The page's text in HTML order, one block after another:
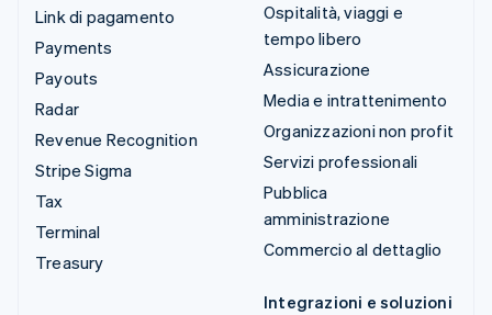
Link di pagamento
Payments
Payouts
Radar
Revenue Recognition
Stripe Sigma
Tax
Terminal
Treasury
Ospitalità, viaggi e
tempo libero
Assicurazione
Media e intrattenimento
Organizzazioni non profit
Servizi professionali
Pubblica
amministrazione
Commercio al dettaglio
Integrazioni e soluzioni